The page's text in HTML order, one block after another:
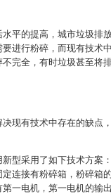
平的提高，城市垃圾排
进行粉碎，而现有技术
完全，有时垃圾甚至将
现有技术中存在的缺点
型采用了如下技术方案
连接有粉碎箱，粉碎箱
一电机，第一电机的输